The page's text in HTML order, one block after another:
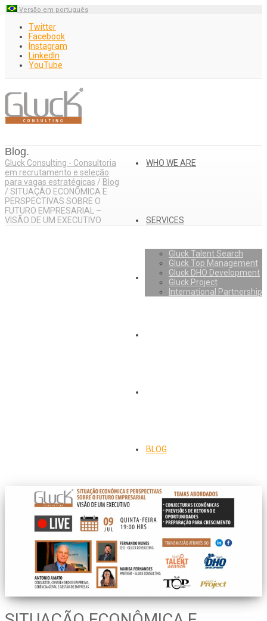
Versão em português
Twitter
Facebook
Instagram
LinkedIn
YouTube
WHO WE ARE
SERVICES
Gluck Talent Search
Gluck Top Management
Gluck DHO Development
Gluck Project
International Partnership
BLOG
Blog.
Gluck Consulting - Consultoria
em recrutamento e seleção
para vagas estratégicas / Blog
/ SITUAÇÃO ECONÔMICA E
PERSPECTIVAS SOBRE O
FUTURO EMPRESARIAL –
VISÃO DE UM EXECUTIVO